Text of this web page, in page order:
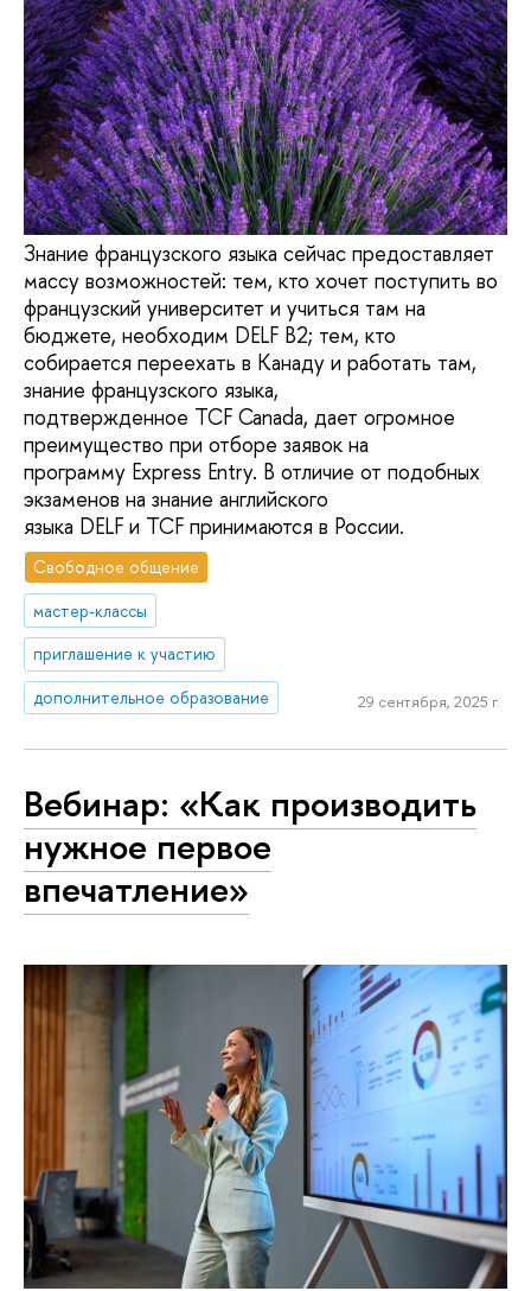
Знание французского языка сейчас предоставляет
массу возможностей: тем, кто хочет поступить во
французский университет и учиться там на
бюджете, необходим DELF B2; тем, кто
собирается переехать в Канаду и работать там,
знание французского языка,
подтвержденное TCF Canada, дает огромное
преимущество при отборе заявок на
программу Express Entry. В отличие от подобных
экзаменов на знание английского
языка DELF и TCF принимаются в России.
Свободное общение
мастер-классы
приглашение к участию
дополнительное образование
29 сентября, 2025 г.
Вебинар: «Как производить
нужное первое
впечатление»